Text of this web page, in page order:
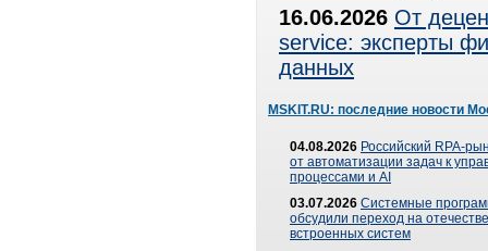
16.06.2026 От
service: эксперты
данных
MSKIT.RU: последние новости
04.08.2026 Российский RPA-
от автоматизации задач к
процессами и AI
03.07.2026 Системные
обсудили переход на
встроенных систем